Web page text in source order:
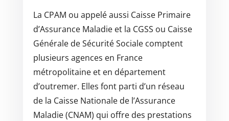
La CPAM ou appelé aussi Caisse Primaire
d’Assurance Maladie et la CGSS ou Caisse
Générale de Sécurité Sociale comptent
plusieurs agences en France
métropolitaine et en département
d’outremer. Elles font parti d’un réseau
de la Caisse Nationale de l’Assurance
Maladie (CNAM) qui offre des prestations